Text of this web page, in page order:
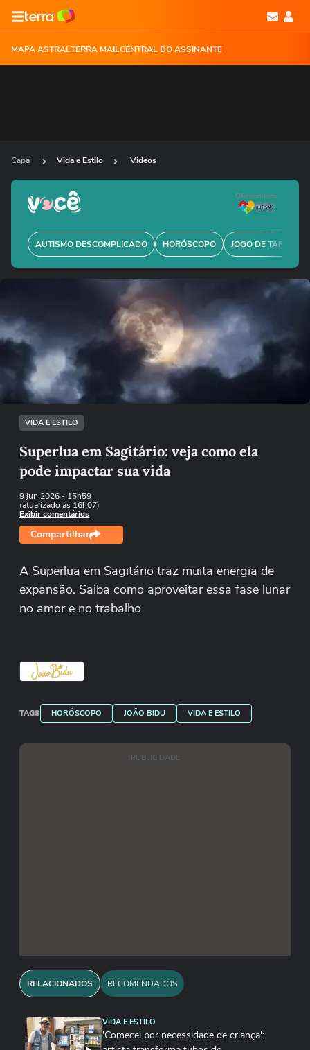
MAPA ASTRALTERRA MAILCENTRAL DO ASSINANTE
Capa Vida e Estilo Videos
AUTISMO DESCOMPLICADO HORÓSCOPO JOGO DE TARÔ
Oferecimento
Não foi possível reproduzir o vídeo
Tentar novamente
VIDA E ESTILO
Superlua em Sagitário: veja como ela
pode impactar sua vida
9 jun 2026- 15h59
(atualizado às 16h07)
Exibir comentários
Compartilhar
A Superlua em Sagitário traz muita energia de
expansão. Saiba como aproveitar essa fase lunar
no amor e no trabalho
TAGS HORÓSCOPO JOÃO BIDU VIDA E ESTILO
PUBLICIDADE
RELACIONADOS RECOMENDADOS
VIDA E ESTILO
'Comecei por necessidade de criança':